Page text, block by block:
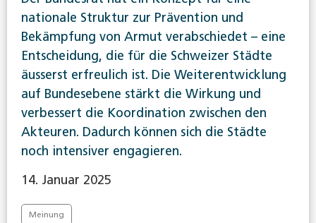
nationale Struktur zur Prävention und
Bekämpfung von Armut verabschiedet – eine
Entscheidung, die für die Schweizer Städte
äusserst erfreulich ist. Die Weiterentwicklung
auf Bundesebene stärkt die Wirkung und
verbessert die Koordination zwischen den
Akteuren. Dadurch können sich die Städte
noch intensiver engagieren.
14. Januar 2025
Meinung